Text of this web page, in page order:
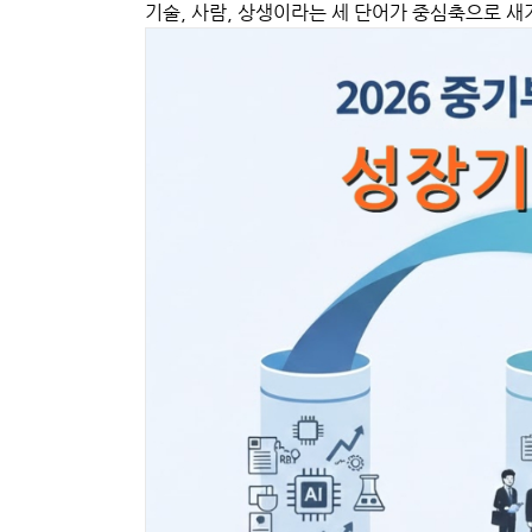
기술, 사람, 상생이라는 세 단어가 중심축으로 새